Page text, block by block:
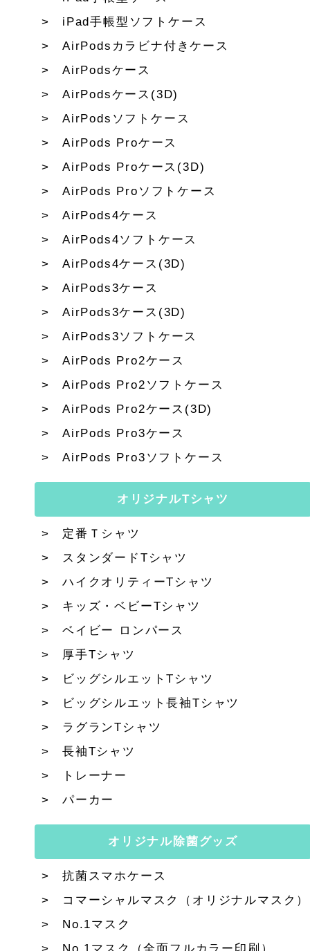
iPad手帳型ソフトケース
AirPodsカラビナ付きケース
AirPodsケース
AirPodsケース(3D)
AirPodsソフトケース
AirPods Proケース
AirPods Proケース(3D)
AirPods Proソフトケース
AirPods4ケース
AirPods4ソフトケース
AirPods4ケース(3D)
AirPods3ケース
AirPods3ケース(3D)
AirPods3ソフトケース
AirPods Pro2ケース
AirPods Pro2ソフトケース
AirPods Pro2ケース(3D)
AirPods Pro3ケース
AirPods Pro3ソフトケース
オリジナルTシャツ
定番Ｔシャツ
スタンダードTシャツ
ハイクオリティーTシャツ
キッズ・ベビーTシャツ
ベイビー ロンパース
厚手Tシャツ
ビッグシルエットTシャツ
ビッグシルエット長袖Tシャツ
ラグランTシャツ
長袖Tシャツ
トレーナー
パーカー
オリジナル除菌グッズ
抗菌スマホケース
コマーシャルマスク（オリジナルマスク）
No.1マスク